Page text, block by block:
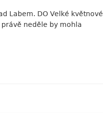
Labem. DO Velké květnové
neděle by mohla